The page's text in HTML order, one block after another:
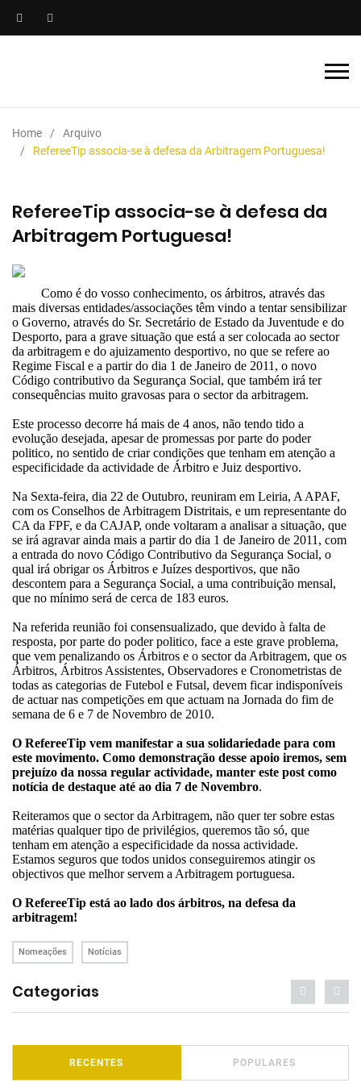
Home
Arquivo
RefereeTip associa-se à defesa da Arbitragem Portuguesa!
RefereeTip associa-se à defesa da
Arbitragem Portuguesa!
Como é do vosso conhecimento, os árbitros, através das
mais diversas entidades/associações têm vindo a tentar sensibilizar
o Governo, através do Sr. Secretário de Estado da Juventude e do
Desporto, para a grave situação que está a ser colocada ao sector
da arbitragem e do ajuizamento desportivo, no que se refere ao
Regime Fiscal e a partir do dia 1 de Janeiro de 2011, o novo
Código contributivo da Segurança Social, que também irá ter
consequências muito gravosas para o sector da arbitragem.
Este processo decorre há mais de 4 anos, não tendo tido a
evolução desejada, apesar de promessas por parte do poder
politico, no sentido de criar condições que tenham em atenção a
especificidade da actividade de Árbitro e Juiz desportivo.
Na Sexta-feira, dia 22 de Outubro, reuniram em Leiria, A APAF,
com os Conselhos de Arbitragem Distritais, e um representante do
CA da FPF, e da CAJAP, onde voltaram a analisar a situação, que
se irá agravar ainda mais a partir do dia 1 de Janeiro de 2011, com
a entrada do novo Código Contributivo da Segurança Social, o
qual irá obrigar os Árbitros e Juízes desportivos, que não
descontem para a Segurança Social, a uma contribuição mensal,
que no mínimo será de cerca de 183 euros.
Na referida reunião foi consensualizado, que devido à falta de
resposta, por parte do poder politico, face a este grave problema,
que vem penalizando os Árbitros e o sector da Arbitragem, que os
Árbitros, Árbitros Assistentes, Observadores e Cronometristas de
todas as categorias de Futebol e Futsal, devem ficar indisponíveis
de actuar nas competições em que actuam na Jornada do fim de
semana de 6 e 7 de Novembro de 2010.
O RefereeTip vem manifestar a sua solidariedade para com
este movimento. Como demonstração desse apoio iremos, sem
prejuízo da nossa regular actividade, manter este post como
notícia de destaque até ao dia 7 de Novembro.
Reiteramos que o sector da Arbitragem, não quer ter sobre estas
matérias qualquer tipo de privilégios, queremos tão só, que
tenham em atenção a especificidade da nossa actividade.
Estamos seguros que todos unidos conseguiremos atingir os
objectivos que melhor servem a Arbitragem portuguesa.
O RefereeTip está ao lado dos árbitros, na defesa da
arbitragem!
Nomeações Notícias
Categorias
RECENTES POPULARES